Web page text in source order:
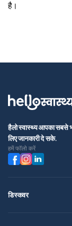
है।
हैलो स्वास्थ्य आपका सबसे
लिए जानकारी दे सके.
हमें फॉलो करें
डिस्कवर